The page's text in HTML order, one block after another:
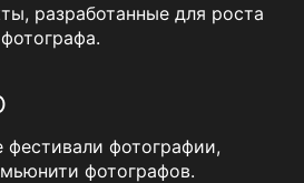
разработанные для роста
фотографии,
фотографов.